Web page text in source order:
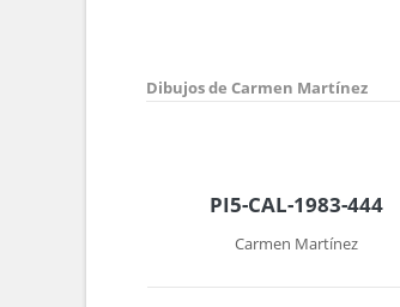
Dibujos de Carmen Martínez
PI5-CAL-1983-444
Carmen Martínez